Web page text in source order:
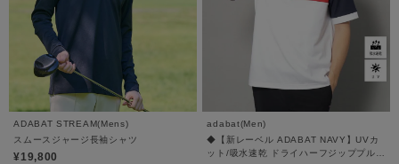
ADABAT STREAM(Mens)
スムースジャージ長袖シャツ
¥19,800
adabat(Men)
◆【新レーベル ADABAT NAVY】UVカ
ット/吸水速乾 ドライハーフジッププルオ